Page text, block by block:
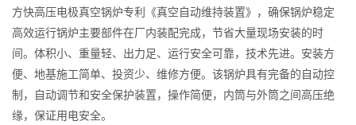
方快高压电极真空锅炉专利《真空自动维持装置》，确保锅炉稳定
高效运行锅炉主要部件在厂内装配完成，节省大量现场安装的时
间。体积小、重量轻、出力足、运行安全可靠，技术先进。安装方
便、地基施工简单、投资少、维修方便。该锅炉具有完备的自动控
制，自动调节和安全保护装置，操作简便，内筒与外筒之间高压绝
缘，保证用电安全。